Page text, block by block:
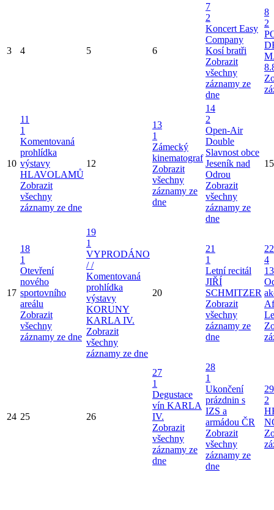
3 4 5 6
7
2
Koncert Easy
Company
Kosí bratři
Zobrazit
všechny
záznamy ze
dne
8
2
10
11
1
Komentovaná
prohlídka
výstavy
HLAVOLAMŮ
Zobrazit
všechny
záznamy ze dne
12
13
1
Zámecký
kinematograf
Zobrazit
všechny
záznamy ze
dne
14
2
Open-Air
Double
Slavnost obce
Jeseník nad
Odrou
Zobrazit
všechny
záznamy ze
dne
15
17
18
1
Otevření
nového
sportovního
areálu
Zobrazit
všechny
záznamy ze dne
19
1
VYPRODÁNO
/ /
Komentovaná
prohlídka
výstavy
KORUNY
KARLA IV.
Zobrazit
všechny
záznamy ze dne
20
21
1
Letní recitál
JIŘÍ
SCHMITZER
Zobrazit
všechny
záznamy ze
dne
22
4
24 25 26
27
1
Degustace
vín KARLA
IV.
Zobrazit
všechny
záznamy ze
dne
28
1
Ukončení
prázdnin s
IZS a
armádou ČR
Zobrazit
všechny
záznamy ze
dne
29
2